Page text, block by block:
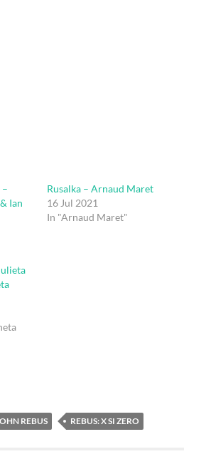
Ian
Rusalka – Arnaud Maret
16 Jul 2021
In "Arnaud Maret"
REBUS REBUS: X SI ZERO